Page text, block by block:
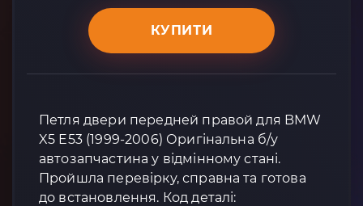
КУПИТИ
Петля двери передней правой для BMW
X5 E53 (1999-2006) Оригінальна б/у
автозапчастина у відмінному стані.
Пройшла перевірку, справна та готова
до встановлення. Код деталі: